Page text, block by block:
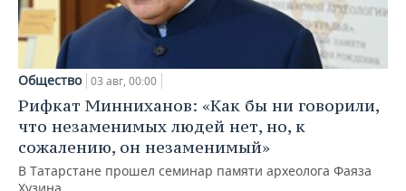
Общество 03 авг, 00:00
Рифкат Минниханов: «Как бы ни говорили,
что незаменимых людей нет, но, к
сожалению, он незаменимый»
В Татарстане прошел семинар памяти археолога Фаяза